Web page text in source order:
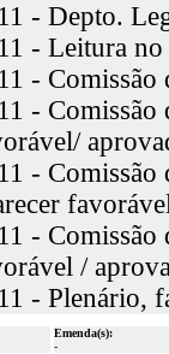
- Depto.
- Leitura no
- Comissão
- Comissão
-
- Comissão
/
- Plenário,
Emenda(s):
-